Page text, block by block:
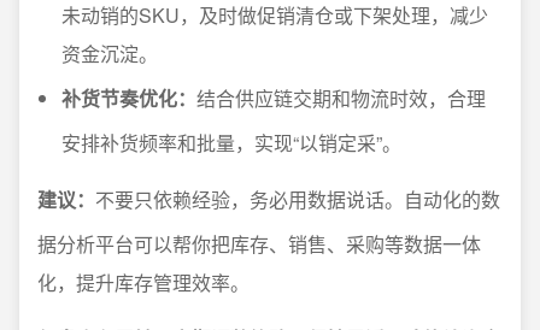
未动销的SKU，及时做促销清仓或下架处理，减少
资金沉淀。
补货节奏优化： 结合供应链交期和物流时效，合理
安排补货频率和批量，实现“以销定采”。
建议： 不要只依赖经验，务必用数据说话。自动化的数
据分析平台可以帮你把库存、销售、采购等数据一体
化，提升库存管理效率。